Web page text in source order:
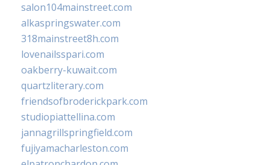
salon104mainstreet.com
alkaspringswater.com
318mainstreet8h.com
lovenailsspari.com
oakberry-kuwait.com
quartzliterary.com
friendsofbroderickpark.com
studiopiattellina.com
jannagrillspringfield.com
fujiyamacharleston.com